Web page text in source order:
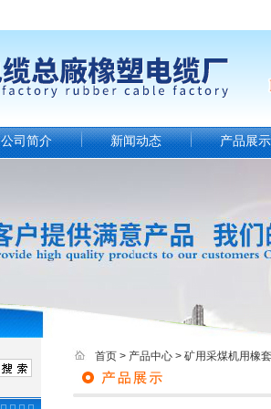
公司简介 新闻动态 产品展示
首页 > 产品中心 > 矿用采煤机用橡